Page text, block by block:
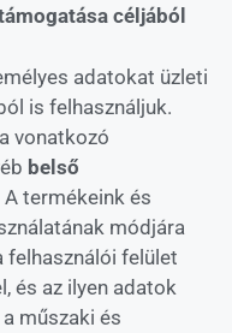
céljából
adatokat üzleti
is felhasználjuk.
vonatkozó
belső
termékeink és
módjára
felhasználói felület
és az ilyen adatok
műszaki és